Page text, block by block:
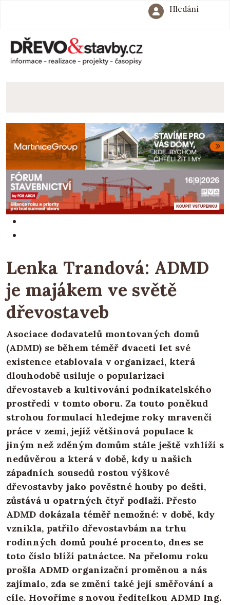
Hledání
Lenka Trandová: ADMD
je majákem ve světě
dřevostaveb
Asociace dodavatelů montovaných domů
(ADMD) se během téměř dvaceti let své
existence etablovala v organizaci, která
dlouhodobě usiluje o popularizaci
dřevostaveb a kultivování podnikatelského
prostředí v tomto oboru. Za touto poněkud
strohou formulací hledejme roky mravenčí
práce v zemi, jejíž většinová populace k
jiným než zděným domům stále ještě vzhlíží s
nedůvěrou a která v době, kdy u našich
západních sousedů rostou výškové
dřevostavby jako pověstné houby po dešti,
zůstává u opatrných čtyř podlaží. Přesto
ADMD dokázala téměř nemožné: v době, kdy
vznikla, patřilo dřevostavbám na trhu
rodinných domů pouhé procento, dnes se
toto číslo blíží patnáctce. Na přelomu roku
prošla ADMD organizační proměnou a nás
zajímalo, zda se změní také její směřování a
cíle. Hovoříme s novou ředitelkou ADMD Ing.